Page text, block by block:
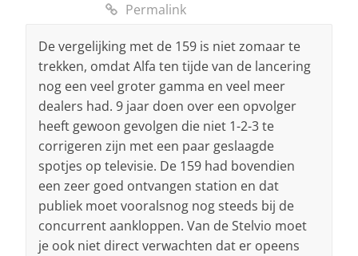
Permalink
De vergelijking met de 159 is niet zomaar te
trekken, omdat Alfa ten tijde van de lancering
nog een veel groter gamma en veel meer
dealers had. 9 jaar doen over een opvolger
heeft gewoon gevolgen die niet 1-2-3 te
corrigeren zijn met een paar geslaagde
spotjes op televisie. De 159 had bovendien
een zeer goed ontvangen station en dat
publiek moet vooralsnog nog steeds bij de
concurrent aankloppen. Van de Stelvio moet
je ook niet direct verwachten dat er opeens